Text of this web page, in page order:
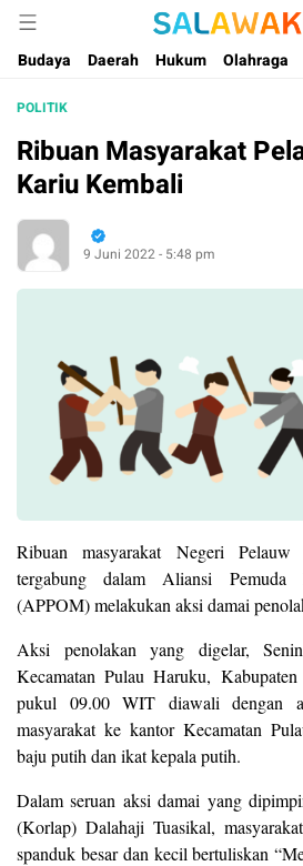
Salawaku Maluku
Salam dan Warta Anak
Budaya
Daerah Hukum Olahraga
POLITIK
Ribuan Masyarakat
Kariu Kembali
9 Juni 2022 - 5:48 pm
Ribuan masyarakat Negeri
tergabung dalam Aliansi Pemuda
(APPOM) melakukan aksi damai
Aksi penolakan yang digelar,
Kecamatan Pulau Haruku,
pukul 09.00 WIT diawali dengan
masyarakat ke kantor Kecamatan
baju putih dan ikat kepala putih.
Dalam seruan aksi damai yang
(Korlap) Dalahaji Tuasikal,
spanduk besar dan kecil bertuliskan